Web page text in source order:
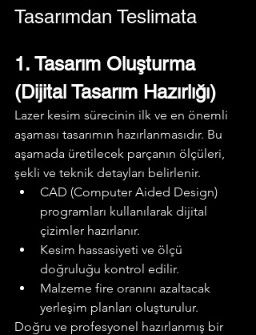
Tasarımdan Teslimata
1. Tasarım Oluşturma
(Dijital Tasarım Hazırlığı)
Lazer kesim sürecinin ilk ve en önemli
aşaması tasarımın hazırlanmasıdır. Bu
aşamada üretilecek parçanın ölçüleri,
şekli ve teknik detayları belirlenir.
CAD (Computer Aided Design)
programları kullanılarak dijital
çizimler hazırlanır.
Kesim hassasiyeti ve ölçü
doğruluğu kontrol edilir.
Malzeme fire oranını azaltacak
yerleşim planları oluşturulur.
Doğru ve profesyonel hazırlanmış bir